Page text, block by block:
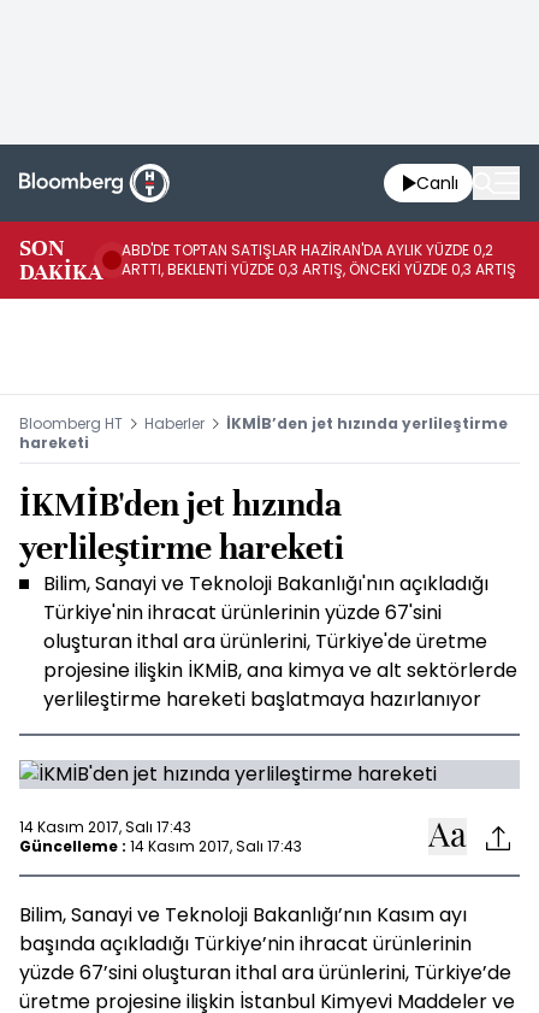
Canlı
SON
DAKİKA
ABD'DE TOPTAN SATIŞLAR HAZİRAN'DA AYLIK YÜZDE 0,2
ARTTI, BEKLENTİ YÜZDE 0,3 ARTIŞ, ÖNCEKİ YÜZDE 0,3 ARTIŞ
Bloomberg HT Haberler
İKMİB’den jet hızında yerlileştirme
hareketi
İKMİB'den jet hızında
yerlileştirme hareketi
Bilim, Sanayi ve Teknoloji Bakanlığı'nın açıkladığı
Türkiye'nin ihracat ürünlerinin yüzde 67'sini
oluşturan ithal ara ürünlerini, Türkiye'de üretme
projesine ilişkin İKMİB, ana kimya ve alt sektörlerde
yerlileştirme hareketi başlatmaya hazırlanıyor
14 Kasım 2017, Salı 17:43
Güncelleme : 14 Kasım 2017, Salı 17:43
Bilim, Sanayi ve Teknoloji Bakanlığı’nın Kasım ayı
başında açıkladığı Türkiye’nin ihracat ürünlerinin
yüzde 67’sini oluşturan ithal ara ürünlerini, Türkiye’de
üretme projesine ilişkin İstanbul Kimyevi Maddeler ve